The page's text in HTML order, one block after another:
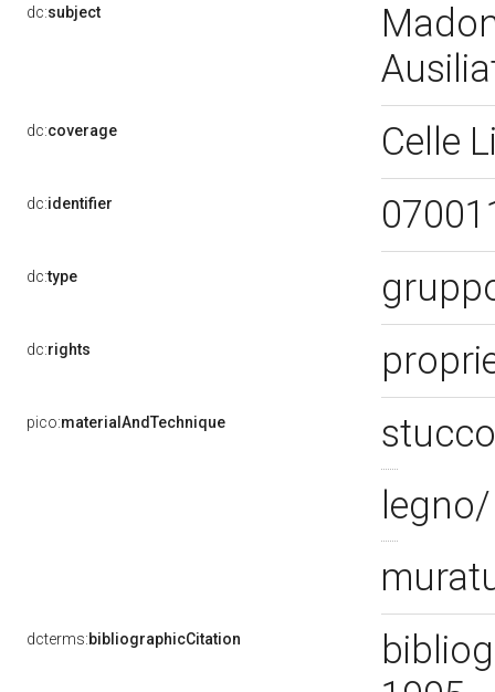
dc:subject
dc:coverage Celle
dc:identifier
dc:type
dc:rights
pico:materialAndTechnique
dcterms:bibliographicCitation